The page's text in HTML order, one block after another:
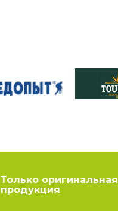
Только оригинальная
продукция